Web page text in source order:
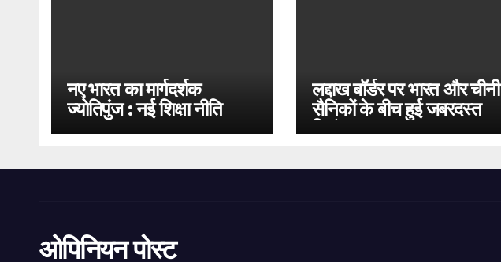
नए भारत का मार्गदर्शक
ज्योतिपुंज : नई शिक्षा नीति
2020
लद्दाख बॉर्डर पर भारत और चीनी
सैनिकों के बीच हुई जबरदस्त
भिड़ंत
ओपिनियन पोस्ट